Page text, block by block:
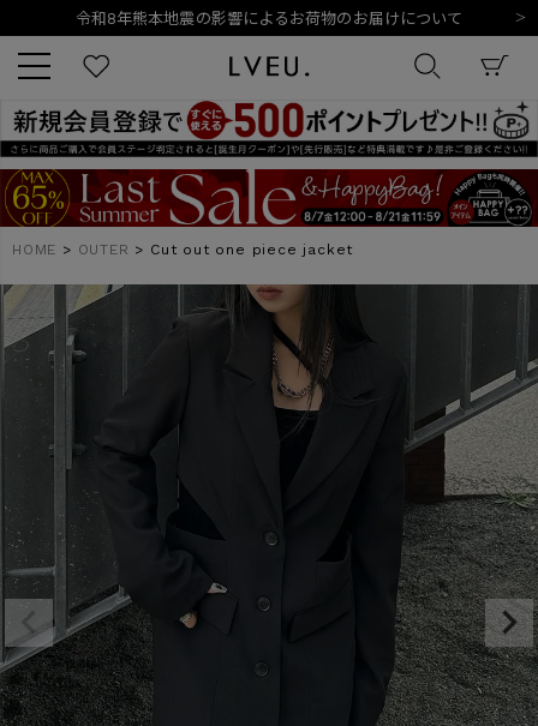
令和8年熊本地震の影響によるお荷物のお届けについて
新規会員登録でもれなく500ポイントプレゼント
令和8年熊本地震の影響によるお荷物のお届けについて
キーワード
商品番号
SALE
商品タイプ
ORIGINAL HIT ITEM
HOME OUTER Cut out one piece jacket